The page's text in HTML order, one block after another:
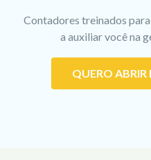
Contadores treinados
a auxiliar você na
QUERO ABRIR